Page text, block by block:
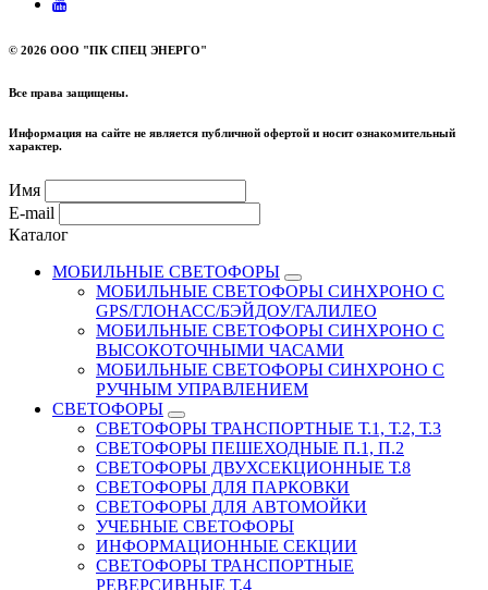
© 2026 ООО "ПК СПЕЦ ЭНЕРГО"
Все права защищены.
Информация на сайте не является публичной офертой и носит ознакомительный
характер.
Имя
E-mail
Каталог
МОБИЛЬНЫЕ СВЕТОФОРЫ
МОБИЛЬНЫЕ СВЕТОФОРЫ СИНХРОНО С
GPS/ГЛОНАСС/БЭЙДОУ/ГАЛИЛЕО
МОБИЛЬНЫЕ СВЕТОФОРЫ СИНХРОНО С
ВЫСОКОТОЧНЫМИ ЧАСАМИ
МОБИЛЬНЫЕ СВЕТОФОРЫ СИНХРОНО С
РУЧНЫМ УПРАВЛЕНИЕМ
СВЕТОФОРЫ
СВЕТОФОРЫ ТРАНСПОРТНЫЕ Т.1, Т.2, Т.3
СВЕТОФОРЫ ПЕШЕХОДНЫЕ П.1, П.2
СВЕТОФОРЫ ДВУХСЕКЦИОННЫЕ Т.8
СВЕТОФОРЫ ДЛЯ ПАРКОВКИ
СВЕТОФОРЫ ДЛЯ АВТОМОЙКИ
УЧЕБНЫЕ СВЕТОФОРЫ
ИНФОРМАЦИОННЫЕ СЕКЦИИ
СВЕТОФОРЫ ТРАНСПОРТНЫЕ
РЕВЕРСИВНЫЕ Т.4